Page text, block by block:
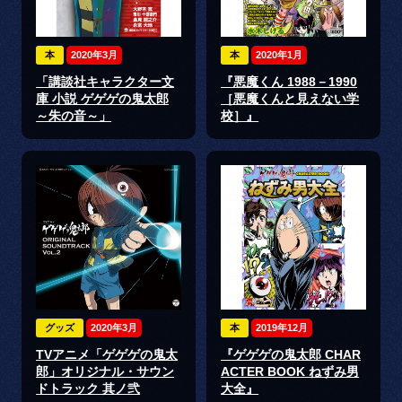
本 2020年3月
「講談社キャラクター文
庫 小説 ゲゲゲの鬼太郎
～朱の音～」
本 2020年1月
『悪魔くん 1988－1990
［悪魔くんと見えない学
校］』
グッズ 2020年3月
TVアニメ「ゲゲゲの鬼太
郎」オリジナル・サウン
ドトラック 其ノ弐
本 2019年12月
『ゲゲゲの鬼太郎 CHAR
ACTER BOOK ねずみ男
大全』